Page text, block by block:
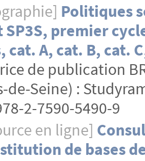
Politiques
SP3S, premier
cat. A, cat. B, cat.
de publication
de-Seine) :
2-7590-5490-9
en ligne]
de bases